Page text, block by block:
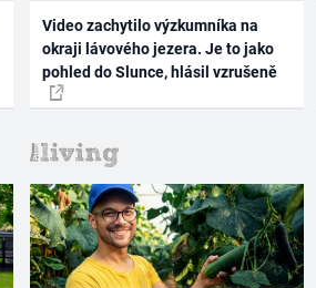
Video zachytilo výzkumníka na
okraji lávového jezera. Je to jako
pohled do Slunce, hlásil vzrušeně